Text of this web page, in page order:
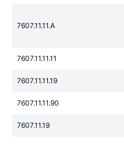
7607.11.11.A
7607.11.11.11
7607.11.11.19
7607.11.11.90
7607.11.19